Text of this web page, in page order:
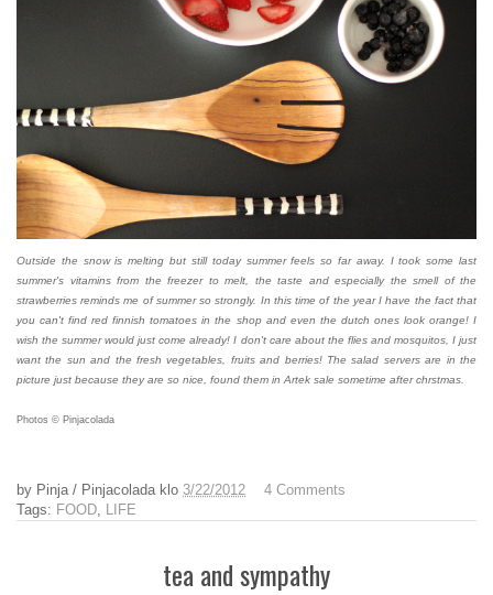
Outside the snow is melting but still today summer feels so far away. I took some last
summer's vitamins from the freezer to melt, the taste and especially the smell of the
strawberries reminds me of summer so strongly. In this time of the year I have the fact that
you can't find red finnish tomatoes in the shop and even the dutch ones look orange! I
wish the summer would just come already! I don't care about the flies and mosquitos, I just
want the sun and the fresh vegetables, fruits and berries! The salad servers are in the
picture just because they are so nice, found them in Artek sale sometime after chrstmas.
Photos © Pinjacolada
by Pinja / Pinjacolada klo 3/22/2012
4 Comments
Tags: FOOD LIFE
tea and sympathy